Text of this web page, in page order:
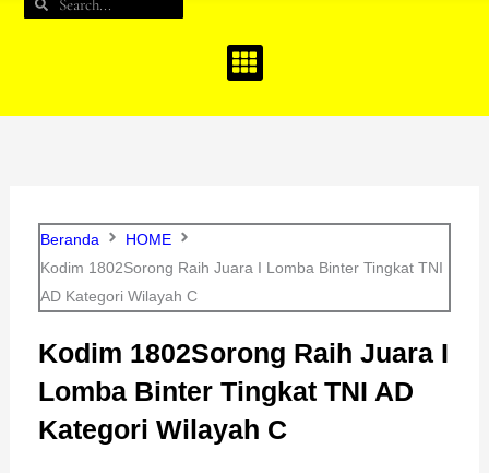
Beranda
HOME
Kodim 1802Sorong Raih Juara I Lomba Binter Tingkat TNI
AD Kategori Wilayah C
Kodim 1802Sorong Raih Juara I
Lomba Binter Tingkat TNI AD
Kategori Wilayah C